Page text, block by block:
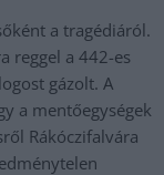
a tragédiáról.
reggel a 442-es
gázolt. A
a mentőegységek
Rákóczifalvára